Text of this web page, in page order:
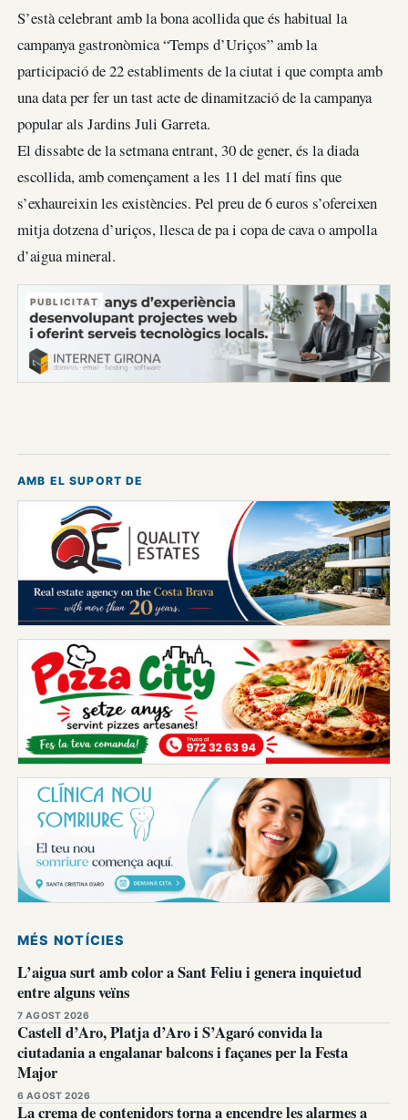
S’està celebrant amb la bona acollida que és habitual la
campanya gastronòmica “Temps d’Uriços” amb la
participació de 22 establiments de la ciutat i que compta amb
una data per fer un tast acte de dinamització de la campanya
popular als Jardins Juli Garreta.
El dissabte de la setmana entrant, 30 de gener, és la diada
escollida, amb començament a les 11 del matí fins que
s’exhaureixin les existències. Pel preu de 6 euros s’ofereixen
mitja dotzena d’uriços, llesca de pa i copa de cava o ampolla
d’aigua mineral.
PUBLICITAT
AMB EL SUPORT DE
MÉS NOTÍCIES
L’aigua surt amb color a Sant Feliu i genera inquietud
entre alguns veïns
7 AGOST 2026
Castell d’Aro, Platja d’Aro i S’Agaró convida la
ciutadania a engalanar balcons i façanes per la Festa
Major
6 AGOST 2026
La crema de contenidors torna a encendre les alarmes a